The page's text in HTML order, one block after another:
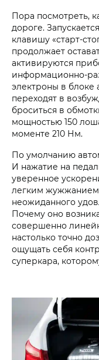
Пора посмотреть,
дороге.
клавишу «старт-
продолжает
активируются
информационно-
электроны в блоке
переходят в
броситься в
мощностью 150
моменте 210 Нм.
По умолчанию
И нажатие на
уверенное
легким жужжанием
неожиданного
Почему оно
совершенно
настолько точно
ощущать себя
суперкара,